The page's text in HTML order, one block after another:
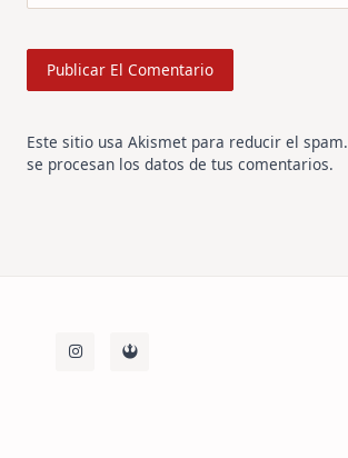
Este sitio usa Akismet para reducir el spam.
se procesan los datos de tus comentarios.